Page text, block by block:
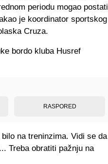
periodu mogao postati
je koordinator sportskog
Cruza.
bordo kluba Husref
RASPORED
na treninzima. Vidi se da
Treba obratiti pažnju na